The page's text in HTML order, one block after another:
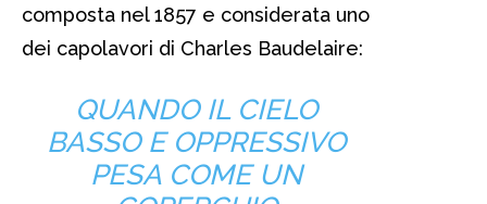
composta nel 1857 e considerata uno
dei capolavori di Charles Baudelaire:
QUANDO IL CIELO
BASSO E OPPRESSIVO
PESA COME UN